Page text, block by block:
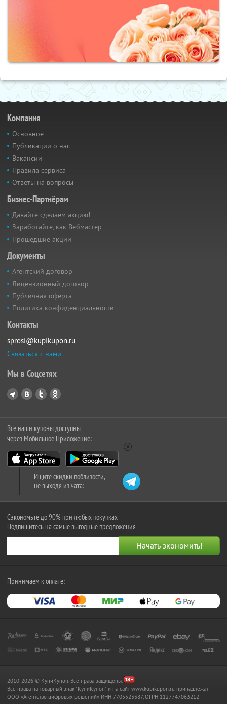
Компания
Основное
Публикации о нас
Вакансии
Правила сервиса
Ответы на вопросы
Бизнес-Партнёрам
Давайте сделаем акцию!
Заработайте, как Вебмастер
Прошедшие акции
Документы
Агентский договор
Лицензионный договор
Публичная оферта
Политика конфиденциальности
Контакты
sprosi@kupikupon.ru
Связаться с нами
Мы в Соцсетях
Все наши купоны доступны
через Мобильное Приложение:
Ищите скидки поблизости,
не выходя из чата:
Сэкономьте до 90% при любых покупках
Подпишитесь на самые выгодные предложения
Принимаем к оплате:
2010-2026 © КупиКупон. Все права защищены.
Все права на товарный знак "КупиКупон" и на сайт www.kupikupon.ru принадлежат
OOO «Агентство цифровых решений» ИНН 7705523387, ОГРН 1127747063212